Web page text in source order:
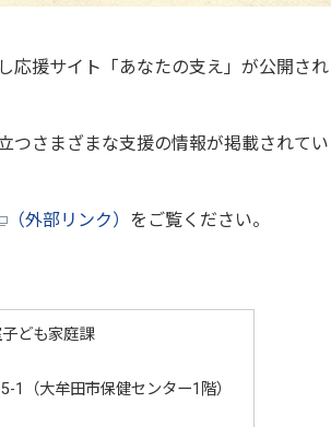
応援サイト「あなたの支え」が公開され
つさまざまな支援の情報が掲載されてい
（外部リンク） をご覧ください。
ども家庭課
1（大牟田市保健センター1階）